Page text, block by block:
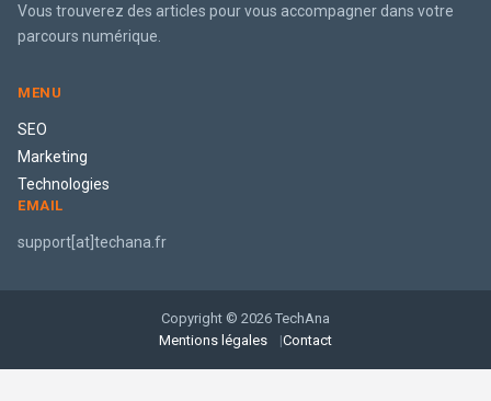
Vous trouverez des articles pour vous accompagner dans votre
parcours numérique.
MENU
SEO
Marketing
Technologies
EMAIL
support[at]techana.fr
Copyright © 2026 TechAna
Mentions légales
Contact